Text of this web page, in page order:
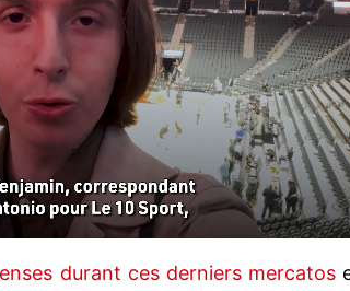
durant ces derniers mercatos